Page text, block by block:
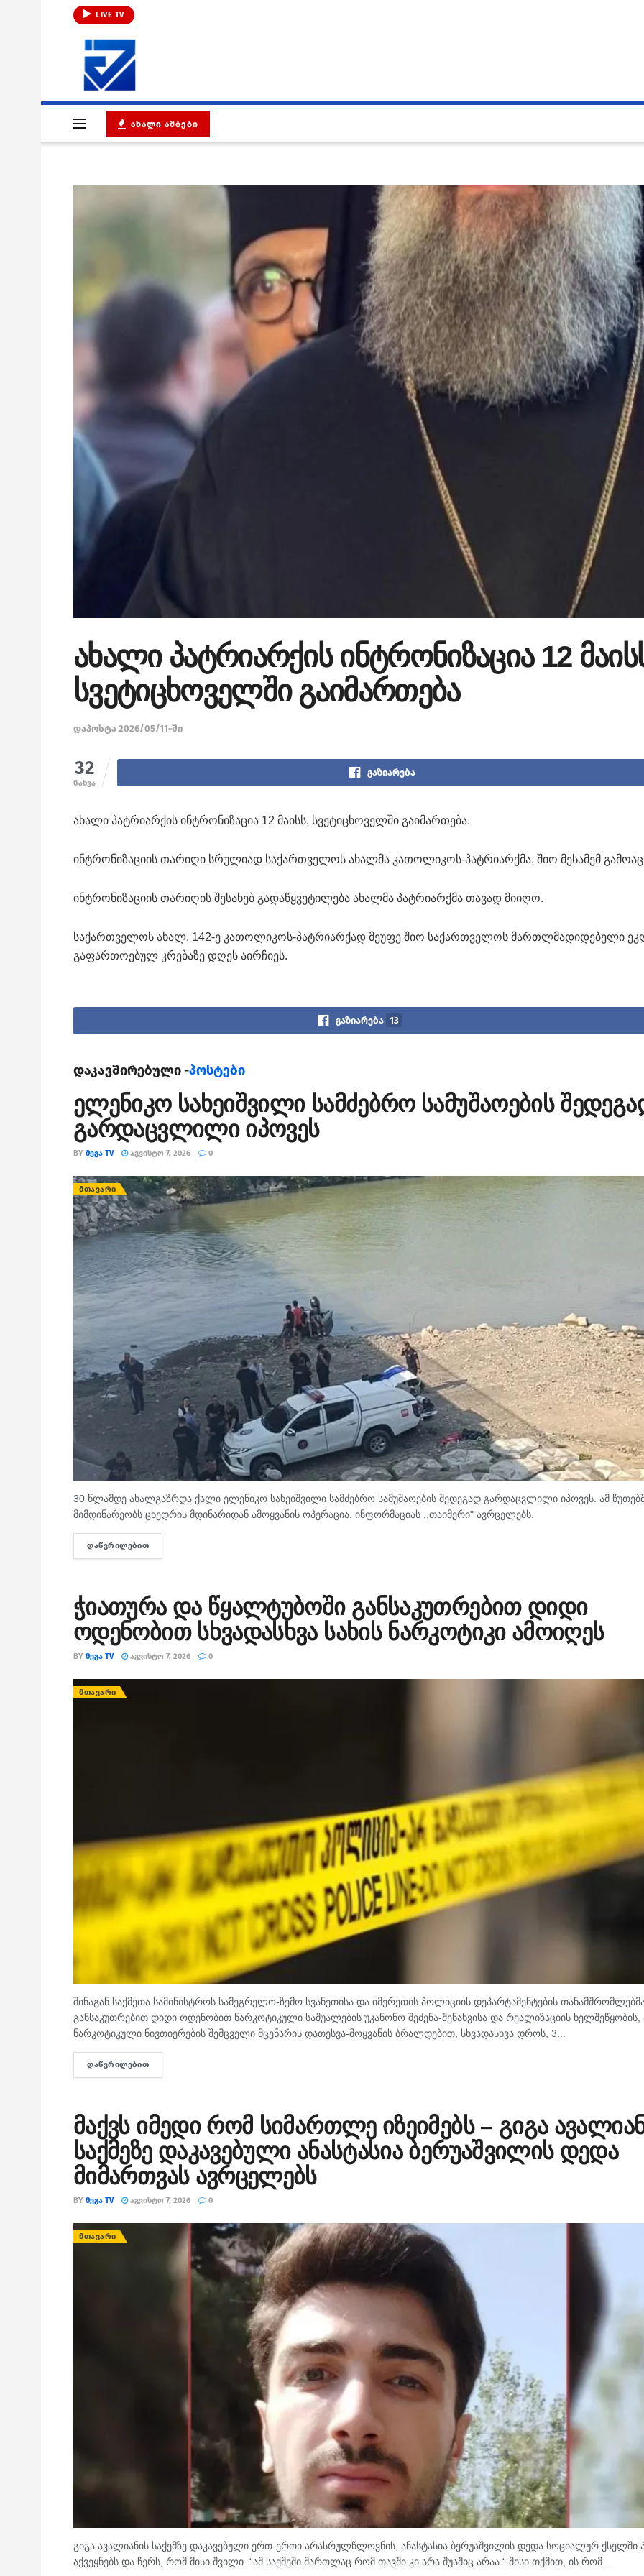
LIVE TV
ᲐᲮᲐᲚᲘ ᲐᲛᲑᲔᲑᲘ
ახალი პატრიარქის ინტრონიზაცია 12
სვეტიცხოველში გაიმართება
დაპოსტა 2026/05/11-ში
32
ნახვა
გაზიარება
ახალი პატრიარქის ინტრონიზაცია 12 მაისს, სვეტიცხოველში გაიმართება.
ინტრონიზაციის თარიღი სრულიად საქართველოს ახალმა კათოლიკოს-პატრიარქმა, შიო მესამემ
ინტრონიზაციის თარიღის შესახებ გადაწყვეტილება ახალმა პატრიარქმა თავად მიიღო.
საქართველოს ახალ, 142-ე კათოლიკოს-პატრიარქად მეუფე შიო საქართველოს მართლმადიდებელი
გაფართოებულ კრებაზე დღეს აირჩიეს.
გაზიარება 13
დაკავშირებული -პოსტები
ელენიკო სახეიშვილი სამძებრო სამუშაოების
გარდაცვლილი იპოვეს
BY ᲛᲔᲒᲐ TV ᲐᲒᲕᲘᲡᲢᲝ 7, 2026 0
ᲛᲗᲐᲕᲐᲠᲘ
30 წლამდე ახალგაზრდა ქალი ელენიკო სახეიშვილი სამძებრო სამუშაოების შედეგად გარდაცვლილი იპოვეს. ამ
მიმდინარეობს ცხედრის მდინარიდან ამოყვანის ოპერაცია. ინფორმაციას ,,თაიმერი" ავრცელებს.
ᲓᲐᲬᲕᲠᲘᲚᲔᲑᲘᲗ
ჭიათურა და წყალტუბოში განსაკუთრებით დიდი
ოდენობით სხვადასხვა სახის ნარკოტიკი ამოიღეს
BY ᲛᲔᲒᲐ TV ᲐᲒᲕᲘᲡᲢᲝ 7, 2026 0
ᲛᲗᲐᲕᲐᲠᲘ
შინაგან საქმეთა სამინისტროს სამეგრელო-ზემო სვანეთისა და იმერეთის პოლიციის დეპარტამენტების
განსაკუთრებით დიდი ოდენობით ნარკოტიკული საშუალების უკანონო შეძენა-შენახვისა და რეალიზაციის ხელშეწყობის,
ნარკოტიკული ნივთიერების შემცველი მცენარის დათესვა-მოყვანის ბრალდებით, სხვადასხვა დროს, 3...
ᲓᲐᲬᲕᲠᲘᲚᲔᲑᲘᲗ
მაქვს იმედი რომ სიმართლე იზეიმებს – გიგა
საქმეზე დაკავებული ანასტასია ბერუაშვილის დედა
მიმართვას ავრცელებს
BY ᲛᲔᲒᲐ TV ᲐᲒᲕᲘᲡᲢᲝ 7, 2026 0
ᲛᲗᲐᲕᲐᲠᲘ
გიგა ავალიანის საქემზე დაკავებული ერთ-ერთი არასრულწლოვნის, ანასტასია ბერუაშვილის დედა სოციალურ ქსელში
აქვეყნებს და წერს, რომ მისი შვილი “ამ საქმეში მართლაც რომ თავში კი არა შუაშიც არაა.“ მისი თქმით, ის რომ...